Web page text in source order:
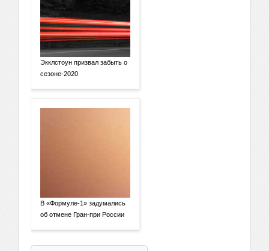
Экклстоун призвал забыть о
сезоне-2020
В «Формуле-1» задумались
об отмене Гран-при России